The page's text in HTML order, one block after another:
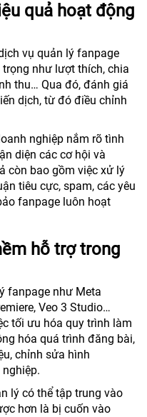
quả hoạt động
vụ quản lý fanpage
trọng như lượt thích, chia
thu… Qua đó, đánh giá
dịch, từ đó điều chỉnh
nghiệp nắm rõ tình
diện các cơ hội và
còn bao gồm việc xử lý
tiêu cực, spam, các yêu
fanpage luôn hoạt
hỗ trợ trong
fanpage như Meta
Veo 3 Studio…
tối ưu hóa quy trình làm
hóa quá trình đăng bài,
chỉnh sửa hình
lý có thể tập trung vào
hơn là bị cuốn vào